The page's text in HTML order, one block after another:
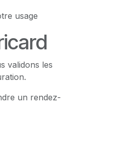
usage
validons les
un rendez-